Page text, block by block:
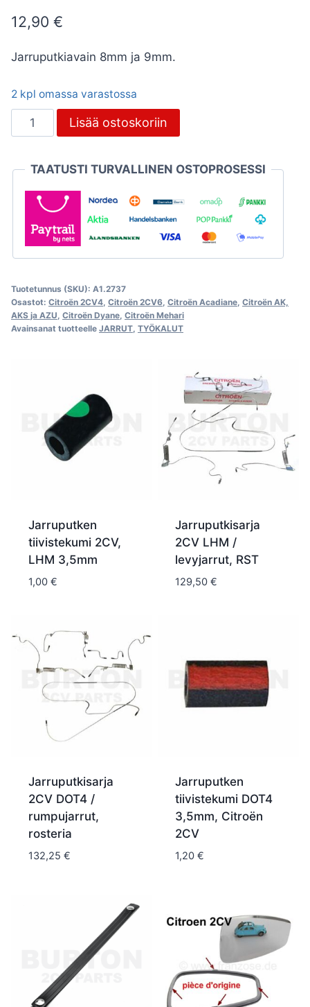
12,90 €
Jarruputkiavain 8mm ja 9mm.
2 kpl omassa varastossa
Jarruputkiavain
8mm
9mm
määrä
Lisää ostoskoriin
TAATUSTI TURVALLINEN OSTOPROSESSI
Tuotetunnus (SKU): A1.2737
Osastot: Citroën 2CV4 Citroën 2CV6 Citroën Acadiane Citroën AK,
AKS ja AZU Citroën Dyane Citroën Mehari
Avainsanat tuotteelle JARRUT TYÖKALUT
Jarruputken
tiivistekumi 2CV,
LHM 3,5mm
1,00 €
Jarruputkisarja
2CV LHM /
levyjarrut, RST
129,50 €
Jarruputkisarja
2CV DOT4 /
rumpujarrut,
rosteria
132,25 €
Jarruputken
tiivistekumi DOT4
3,5mm, Citroën
2CV
1,20 €